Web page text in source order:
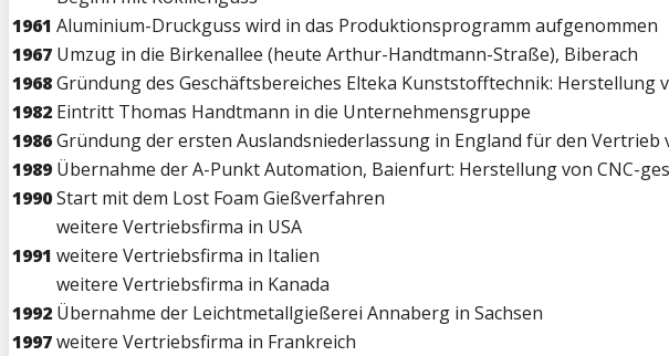
1961 Aluminium-Druckguss wird in das Produktionsprogramm aufgenommen
1967 Umzug in die Birkenallee (heute Arthur-Handtmann-Straße), Biberach
1968Gründung des Geschäftsbereiches Elteka Kunststofftechnik: Herstellung
1982 Eintritt Thomas Handtmann in die Unternehmensgruppe
1986Gründung der ersten Auslandsniederlassung in England für den Vertrieb
1989 Übernahme der A-Punkt Automation, Baienfurt: Herstellung von CNC-
1990Start mit dem Lost Foam Gießverfahren
weitere Vertriebsfirma in USA
1991 weitere Vertriebsfirma in Italien
weitere Vertriebsfirma in Kanada
1992 Übernahme der Leichtmetallgießerei Annaberg in Sachsen
1997weitere Vertriebsfirma in Frankreich